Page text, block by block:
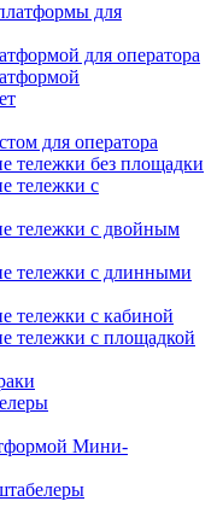
для
для оператора
для оператора
тележки без площадки
тележки с
тележки с двойным
тележки с длинными
тележки с кабиной
тележки с площадкой
Мини-